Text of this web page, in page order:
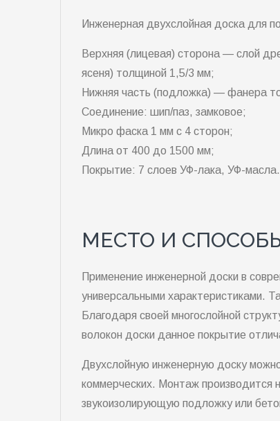
Инженерная двухслойная доска для
Верхняя (лицевая) сторона — слой
ясеня) толщиной 1,5/3 мм;
Нижняя часть (подложка) — фанера
Соединение: шип/паз, замковое;
Микро фаска 1 мм с 4 сторон;
Длина от 400 до 1500 мм;
Покрытие: 7 слоев УФ-лака, УФ-масла.
МЕСТО И
Применение инженерной доски в
универсальными характеристиками.
Благодаря своей многослойной
волокон доски данное покрытие
Двухслойную инженерную доску
коммерческих. Монтаж производится
звукоизолирующую подложку или